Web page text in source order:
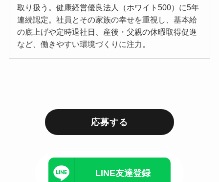
取り扱う。健康経営優良法人（ホワイト500）に5年
連続認定。社員とその家族の幸せを重視し、基本給
の底上げや定時退社日、産後・父親の休暇取得促進
など、働きやすい環境づくりに注力。
応募する
LINE友達登録